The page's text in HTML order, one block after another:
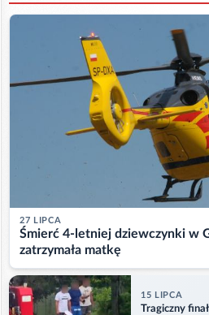
27 LIPCA
Śmierć 4-letniej dziewczynki w
zatrzymała matkę
15 LIPCA
Tragiczny